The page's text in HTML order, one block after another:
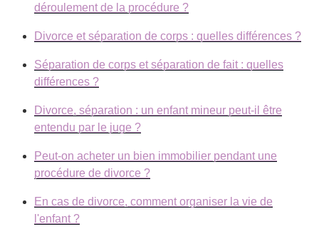
déroulement de la procédure ?
Divorce et séparation de corps : quelles différences ?
Séparation de corps et séparation de fait : quelles
différences ?
Divorce, séparation : un enfant mineur peut-il être
entendu par le juge ?
Peut-on acheter un bien immobilier pendant une
procédure de divorce ?
En cas de divorce, comment organiser la vie de
l'enfant ?